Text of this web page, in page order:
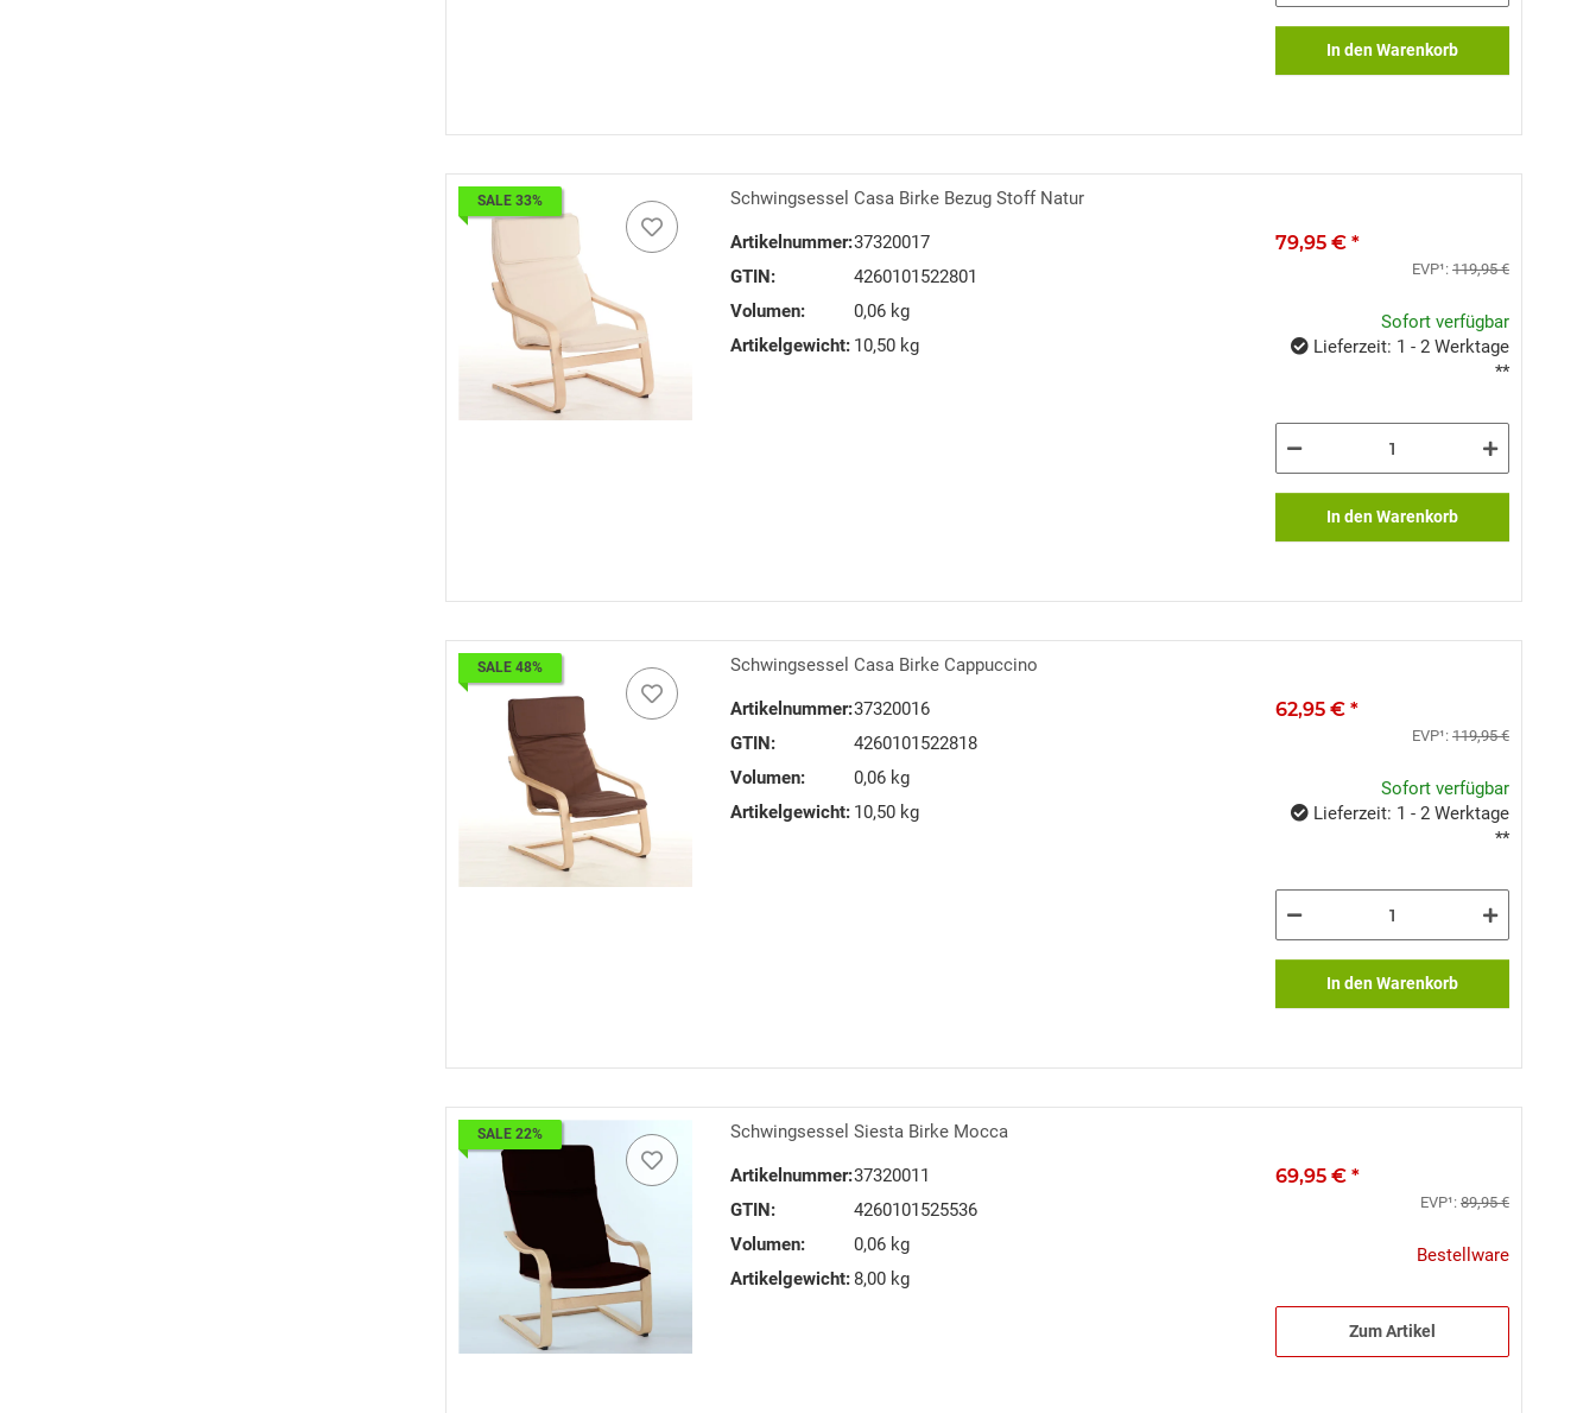
In den Warenkorb
SALE 33% Schwingsessel Casa Birke Bezug Stoff Natur
Artikelnummer:37320017
GTIN:
4260101522801
Volumen:
0,06 kg
Artikelgewicht: 10,50 kg
79,95 € *
EVP¹: 119,95 €
Sofort verfügbar
Lieferzeit: 1 - 2 Werktage
**
In den Warenkorb
SALE 48% Schwingsessel Casa Birke Cappuccino
Artikelnummer:37320016
GTIN:
4260101522818
Volumen:
0,06 kg
Artikelgewicht: 10,50 kg
62,95 € *
EVP¹: 119,95 €
Sofort verfügbar
Lieferzeit: 1 - 2 Werktage
**
In den Warenkorb
SALE 22% Schwingsessel Siesta Birke Mocca
Artikelnummer:37320011
GTIN:
4260101525536
Volumen:
0,06 kg
Artikelgewicht: 8,00 kg
69,95 € *
EVP¹: 89,95 €
Bestellware
Zum Artikel